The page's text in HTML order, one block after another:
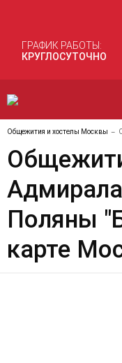
ГРАФИК РАБОТЫ:
КРУГЛОСУТОЧНО
Общежития и хостелы Москвы
Поляны
карте